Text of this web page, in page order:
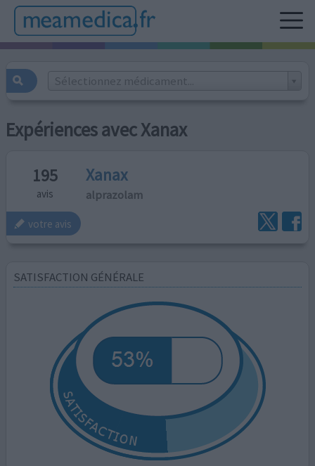
Sélectionnez médicament...
Expériences avec Xanax
195
avis
Xanax
alprazolam
votre avis
SATISFACTION GÉNÉRALE